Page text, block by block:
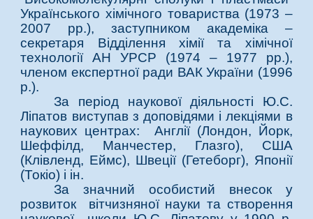
Українського хімічного товариства (1973 –
2007 рр.), заступником академіка –
секретаря Відділення хімії та хімічної
технології АН УРСР (1974 – 1977 рр.),
членом експертної ради ВАК України (1996
р.).
За період наукової діяльності Ю.С.
Ліпатов виступав з доповідями і лекціями в
наукових центрах: Англії (Лондон, Йорк,
Шеффілд, Манчестер, Глазго), США
(Клівленд, Еймс), Швеції (Гетеборг), Японії
(Токіо) і ін.
За значний особистий внесок у
розвиток вітчизняної науки та створення